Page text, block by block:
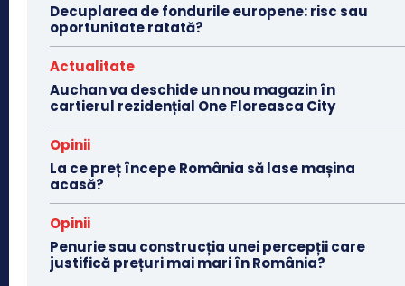
Decuplarea de fondurile europene: risc sau
oportunitate ratată?
Actualitate
Auchan va deschide un nou magazin în
cartierul rezidențial One Floreasca City
Opinii
La ce preț începe România să lase mașina
acasă?
Opinii
Penurie sau construcția unei percepții care
justifică prețuri mai mari în România?